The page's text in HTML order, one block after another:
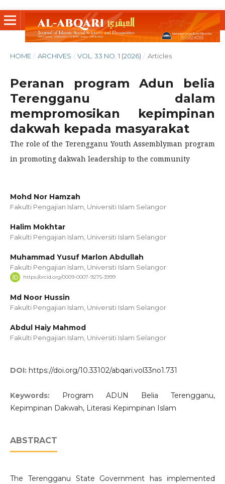
HOME / ARCHIVES / VOL. 33 NO. 1 (2026) / Articles
Peranan program Adun belia
Terengganu dalam
mempromosikan kepimpinan
dakwah kepada masyarakat
The role of the Terengganu Youth Assemblyman program
in promoting dakwah leadership to the community
Mohd Nor Hamzah
Fakulti Pengajian Islam, Universiti Islam Selangor
Halim Mokhtar
Fakulti Pengajian Islam, Universiti Islam Selangor
Muhammad Yusuf Marlon Abdullah
Fakulti Pengajian Islam, Universiti Islam Selangor
https://orcid.org/0009-0007-9275-3999
Md Noor Hussin
Fakulti Pengajian Islam, Universiti Islam Selangor
Abdul Haiy Mahmod
Fakulti Pengajian Islam, Universiti Islam Selangor
DOI: https://doi.org/10.33102/abqari.vol33no1.731
Keywords:
Program ADUN Belia Terengganu,
Kepimpinan Dakwah, Literasi Kepimpinan Islam
ABSTRACT
The Terengganu State Government has implemented